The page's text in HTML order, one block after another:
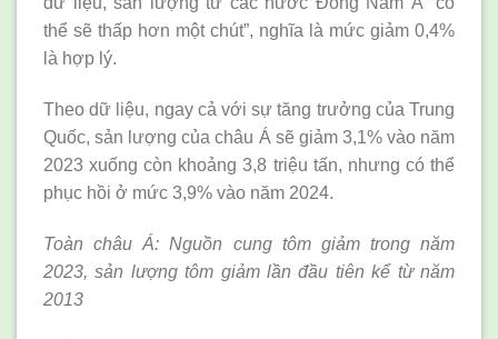
thể sẽ thấp hơn một chút”, nghĩa là mức giảm 0,4%
là hợp lý.
Theo dữ liệu, ngay cả với sự tăng trưởng của Trung
Quốc, sản lượng của châu Á sẽ giảm 3,1% vào năm
2023 xuống còn khoảng 3,8 triệu tấn, nhưng có thể
phục hồi ở mức 3,9% vào năm 2024.
Toàn châu Á: Nguồn cung tôm giảm trong năm
2023, sản lượng tôm giảm lần đầu tiên kể từ năm
2013